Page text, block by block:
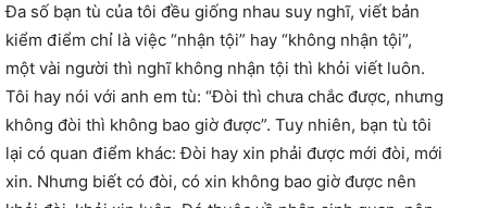
Đa số bạn tù của tôi đều giống nhau suy nghĩ, viết bản
kiểm điểm chỉ là việc “nhận tội” hay “không nhận tội”,
một vài người thì nghĩ không nhận tội thì khỏi viết luôn.
Tôi hay nói với anh em tù: “Đòi thì chưa chắc được, nhưng
không đòi thì không bao giờ được”. Tuy nhiên, bạn tù tôi
lại có quan điểm khác: Đòi hay xin phải được mới đòi, mới
xin. Nhưng biết có đòi, có xin không bao giờ được nên